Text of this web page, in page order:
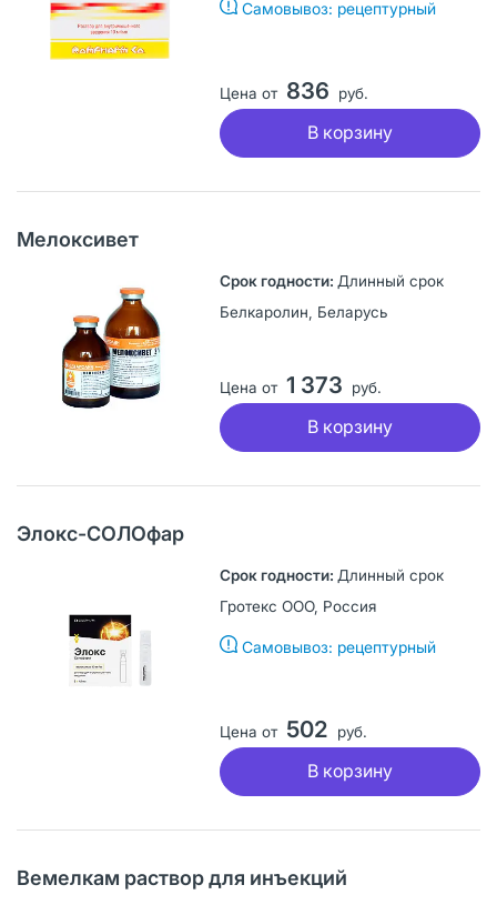
Самовывоз: рецептурный
Цена от 836 руб.
В корзину
Мелоксивет
Длинный срок
Белкаролин, Беларусь
Цена от 1 373 руб.
В корзину
Элокс-СОЛОфар
Длинный срок
Гротекс ООО, Россия
Самовывоз: рецептурный
Цена от 502 руб.
В корзину
Вемелкам раствор для инъекций